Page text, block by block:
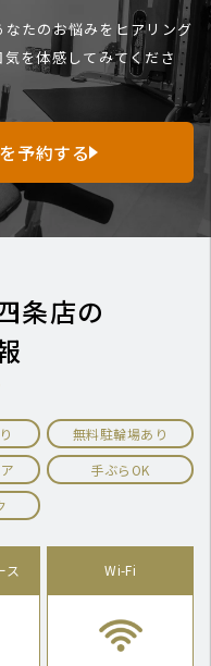
たのお悩みをヒアリング
を体感してみてくださ
予約する
条店の
無料駐輪場あり
手ぶらOK
ス Wi-Fi